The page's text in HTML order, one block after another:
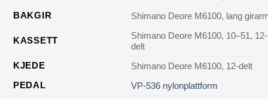
BAKGIR
Shimano Deore M6100, lang
KASSETT
Shimano Deore M6100, 10–51, 12-
delt
KJEDE
Shimano Deore M6100, 12-delt
PEDAL
VP-536 nylonplattform